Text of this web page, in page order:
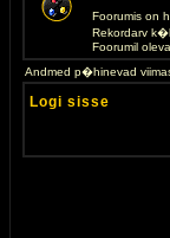
Foorumis on
Rekordarv
Foorumil
Andmed p�hinevad
Logi sisse